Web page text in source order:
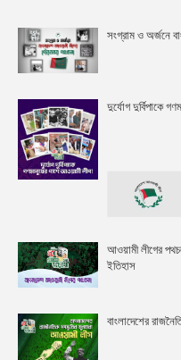
সংগ্রাম ও অর্জনে
দুর্যোগ দুর্বিপাকে
আওয়ামী লীগের
ইতিহাস
বাংলাদেশের